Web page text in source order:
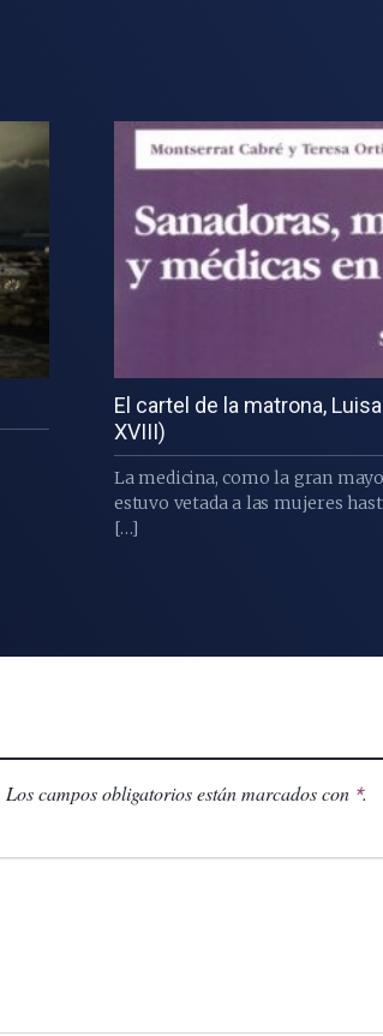
El cartel de la matrona,
XVIII)
La medicina, como la gran
estuvo vetada a las mujeres
[…]
Los campos obligatorios están marcados con *.